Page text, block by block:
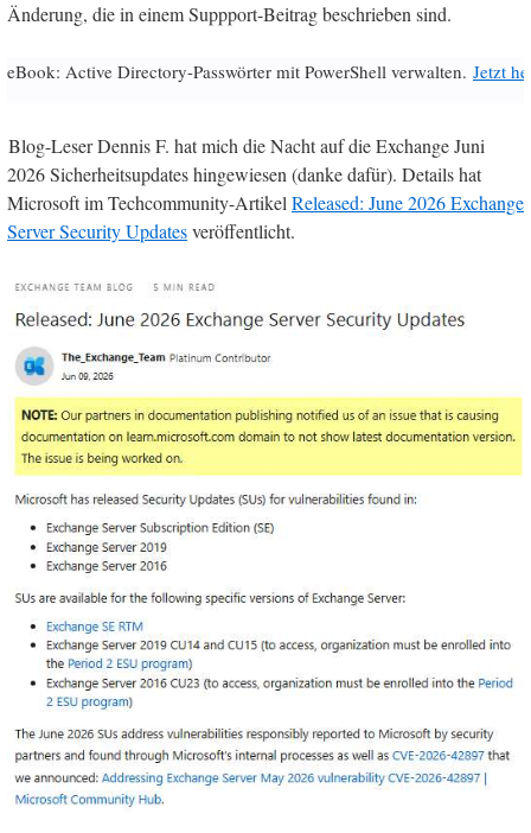
Änderung, die in einem Suppport-Beitrag beschrieben sind.
eBook: Active Directory-Passwörter mit PowerShell verwalten. Jetzt
Blog-Leser Dennis F. hat mich die Nacht auf die Exchange Juni
2026 Sicherheitsupdates hingewiesen (danke dafür). Details hat
Microsoft im Techcommunity-ArtikelReleased: June 2026 Exchange
Server Security Updatesveröffentlicht.